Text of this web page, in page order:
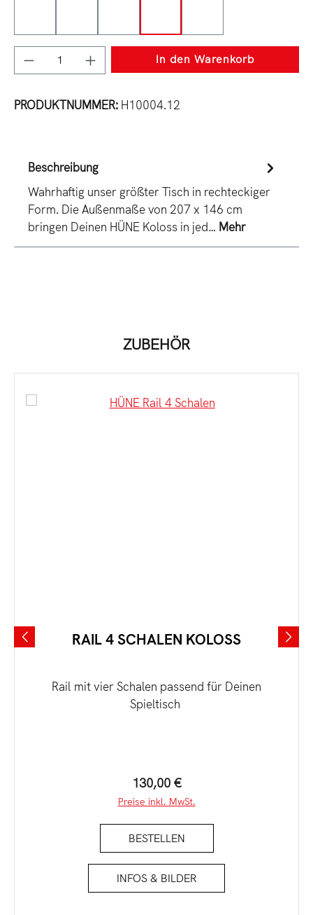
Produkt Anzahl: Gib den gewünschten
In den Warenkorb
PRODUKTNUMMER: H10004.12
Beschreibung
Wahrhaftig unser größter Tisch in rechteckiger
Form. Die Außenmaße von 207 x 146 cm
bringen Deinen HÜNE Koloss in jed… Mehr
Produktgalerie überspringen
ZUBEHÖR
RAIL 4 SCHALEN KOLOSS
Rail mit vier Schalen passend für Deinen
Spieltisch
Regulärer Preis:
130,00 €
Preise inkl. MwSt.
BESTELLEN
INFOS & BILDER